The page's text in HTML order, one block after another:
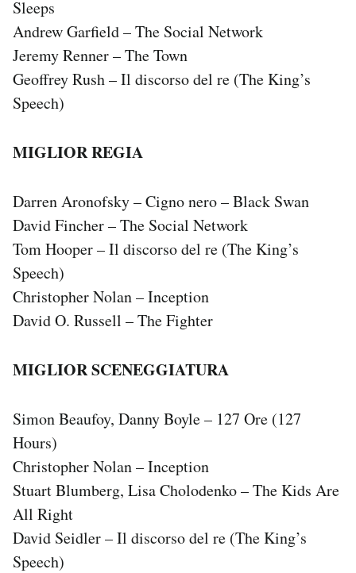
Sleeps
Andrew Garfield – The Social Network
Jeremy Renner – The Town
Geoffrey Rush – Il discorso del re (The King’s
Speech)
MIGLIOR REGIA
Darren Aronofsky – Cigno nero – Black Swan
David Fincher – The Social Network
Tom Hooper – Il discorso del re (The King’s
Speech)
Christopher Nolan – Inception
David O. Russell – The Fighter
MIGLIOR SCENEGGIATURA
Simon Beaufoy, Danny Boyle – 127 Ore (127
Hours)
Christopher Nolan – Inception
Stuart Blumberg, Lisa Cholodenko – The Kids Are
All Right
David Seidler – Il discorso del re (The King’s
Speech)